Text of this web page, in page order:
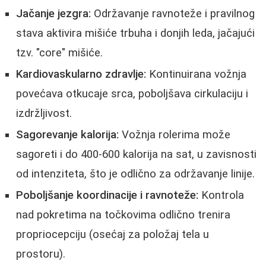
Jačanje jezgra: Održavanje ravnoteže i pravilnog
stava aktivira mišiće trbuha i donjih leda, jačajući
tzv. "core" mišiće.
Kardiovaskularno zdravlje: Kontinuirana vožnja
povećava otkucaje srca, poboljšava cirkulaciju i
izdržljivost.
Sagorevanje kalorija: Vožnja rolerima može
sagoreti i do 400-600 kalorija na sat, u zavisnosti
od intenziteta, što je odlično za održavanje linije.
Poboljšanje koordinacije i ravnoteže: Kontrola
nad pokretima na točkovima odlično trenira
propriocepciju (osećaj za položaj tela u
prostoru).